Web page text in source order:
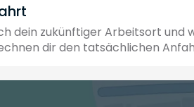
dein zukünftiger Arbeitsort und
dir den tatsächlichen
oder Wunschort